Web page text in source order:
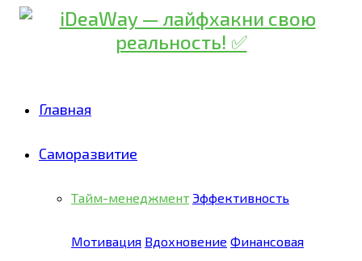
Главная
Саморазвитие
Тайм-менеджмент Эффективность
Мотивация Вдохновение Финансовая